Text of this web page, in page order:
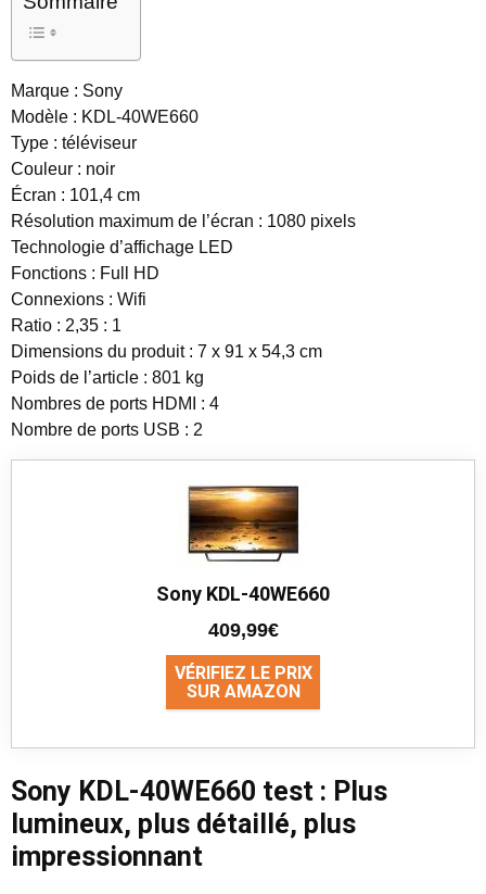
Marque : Sony
Modèle : KDL-40WE660
Type : téléviseur
Couleur : noir
Écran : 101,4 cm
Résolution maximum de l’écran : 1080 pixels
Technologie d’affichage LED
Fonctions : Full HD
Connexions : Wifi
Ratio : 2,35 : 1
Dimensions du produit : 7 x 91 x 54,3 cm
Poids de l’article : 801 kg
Nombres de ports HDMI : 4
Nombre de ports USB : 2
Sony KDL-40WE660
409,99€
VÉRIFIEZ LE PRIX
SUR AMAZON
Sony KDL-40WE660 test : Plus
lumineux, plus détaillé, plus
impressionnant